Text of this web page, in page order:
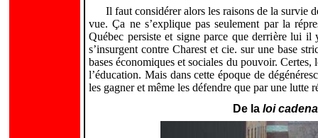
Il faut considérer alors les raisons de la survie
vue. Ça ne s’explique pas seulement par la
Québec persiste et signe parce que derrière lui
s’insurgent contre Charest et cie. sur une base
bases économiques et sociales du pouvoir.
l’éducation. Mais dans cette époque de
les gagner et même les défendre que par une
De la loi